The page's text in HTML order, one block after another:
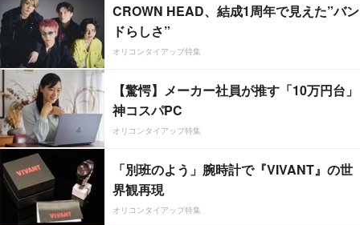
CROWN HEAD、結成1周年で見えた”バン
ドらしさ”
オリコンタイアップ特集
【驚愕】メーカー社員が推す「10万円台」
神コスパPC
オリコンタイアップ特集
「別班のよう」腕時計で『VIVANT』の世
界観再現
オリコンタイアップ特集